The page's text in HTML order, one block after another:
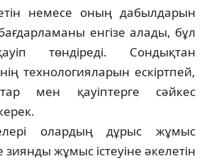
не­месе оның дабылдарын
енгізе алады, бұл
төндіреді. Сондықтан
технологияларын ескіртпей,
мен қауіптерге сәйкес
олардың дұрыс жұ­мыс
зиянды жұмыс іс­теуі­не әкелетін